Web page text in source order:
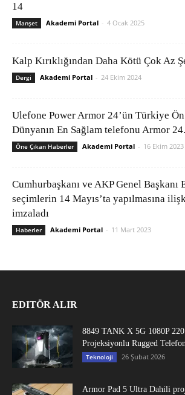
14
Manşet Akademi Portal - 4 Ocak 2025
Kalp Kırıklığından Daha Kötü Çok Az
Dergi Akademi Portal - 24 Ekim 2024
Ulefone Power Armor 24’ün Türkiye Ön
Dünyanın En Sağlam telefonu Armor
Öne Çıkan Haberler Akademi Portal - 16 Ekim 2023
Cumhurbaşkanı ve AKP Genel Başkanı
seçimlerin 14 Mayıs’ta yapılmasına
imzaladı
Haberler Akademi Portal - 11 Mart 2023
EDITÖR ALIR
8849 TANK X 5G 1080P
Projeksiyonlu Rugged
Teknoloji 26 Şubat 2026
Armor Pad 5 Ultra Dahili